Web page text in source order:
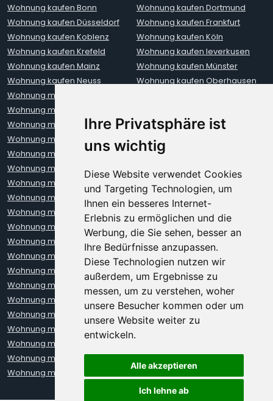
Ihre Privatsphäre ist
uns wichtig
Diese Website verwendet Cookies
und Targeting Technologien, um
Ihnen ein besseres Internet-
Erlebnis zu ermöglichen und die
Werbung, die Sie sehen, besser an
Ihre Bedürfnisse anzupassen.
Diese Technologien nutzen wir
außerdem, um Ergebnisse zu
messen, um zu verstehen, woher
unsere Besucher kommen oder um
unsere Website weiter zu
entwickeln.
Alle akzeptieren
Ich lehne ab
Wohnung kaufen Bonn
Wohnung kaufen Dortmund
Wohnung kaufen Düsseldorf
Wohnung kaufen Frankfurt
Wohnung kaufen Koblenz
Wohnung kaufen Köln
Wohnung kaufen Krefeld
Wohnung kaufen leverkusen
Wohnung kaufen Mainz
Wohnung kaufen Münster
Wohnung kaufen Neuss
Wohnung kaufen Oberhausen
Wohnung mieten Aachen
Wohnung mieten Berlin
Wohnung mieten Bochum
Wohnung mieten Bonn
Wohnung mieten Bremen
Wohnung mieten Darmstadt
Wohnung mieten Dortmund
Wohnung mieten Dresden
Wohnung mieten Erfurt
Wohnung mieten Frankfurt
Wohnung mieten Freiburg
Wohnung mieten Hamburg
Wohnung mieten Hannover
Wohnung mieten Heidelberg
Wohnung mieten Karlsruhe
Wohnung mieten Kiel
Wohnung mieten Kleve
Wohnung mieten Koblenz
Wohnung mieten Köln
Wohnung mieten Krefeld
Wohnung mieten Leipzig
Wohnung mieten Leverkusen
Wohnung mieten Lübeck
Wohnung mieten Mainz
Wohnung mieten Mannheim
Wohnung mieten München
Wohnung mieten Münster
Wohnung mieten Neuss
Wohnung mieten Nürnberg
Wohnung mieten Oberhausen
Wohnung mieten Oldenburg
Wohnung mieten Rostock
Wohnung mieten Trier
Wohnung mieten Wiesbaden
Wohnung mieten Würzburg